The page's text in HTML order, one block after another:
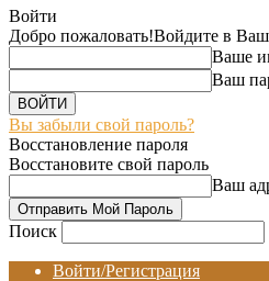
Войти
Добро пожаловать!Войдите в Ваш
Ваше
Ваш
Вы забыли свой пароль?
Восстановление пароля
Восстановите свой пароль
Ваш
Поиск
Войти/Регистрация